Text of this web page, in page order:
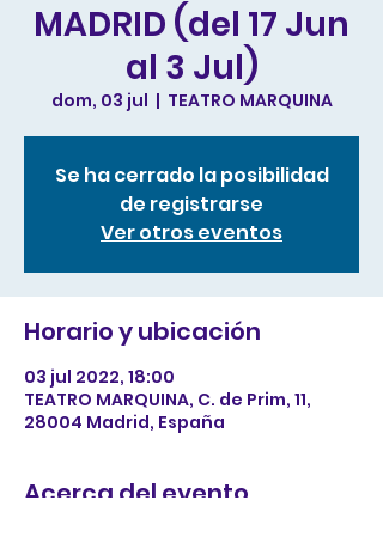
MADRID (del 17 Jun
al 3 Jul)
dom, 03 jul
  |
TEATRO MARQUINA
Se ha cerrado la posibilidad
de registrarse
Ver otros eventos
Horario y ubicación
03 jul 2022, 18:00
TEATRO MARQUINA, C. de Prim, 11,
28004 Madrid, España
Acerca del evento